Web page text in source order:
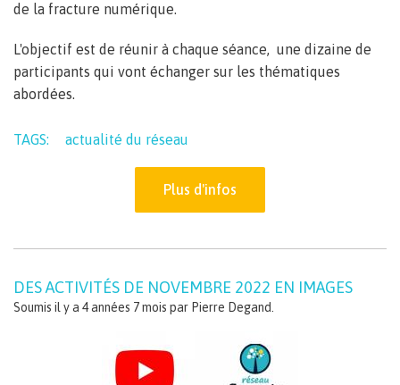
de la fracture numérique.
L'objectif est de réunir à chaque séance, une dizaine de
participants qui vont échanger sur les thématiques
abordées.
TAGS: actualité du réseau
Plus d'infos
DES ACTIVITÉS DE NOVEMBRE 2022 EN IMAGES
Soumis il y a 4 années 7 mois par Pierre Degand